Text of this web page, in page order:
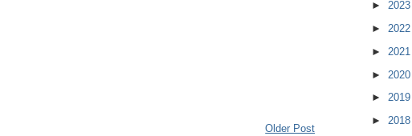
Older Post
► 2023
► 2022
► 2021
► 2020
► 2019
► 2018